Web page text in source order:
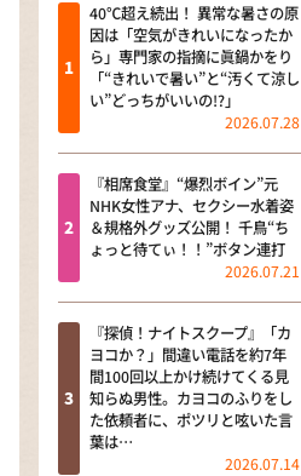
40℃超え続出！ 異常な暑さの原
因は「空気がきれいになったか
ら」専門家の指摘に眞鍋かをり
「“きれいで暑い”と“汚くて涼し
い”どっちがいいの!?」
2026.07.28
『相席食堂』“爆烈ボイン”元
NHK女性アナ、セクシー水着姿
＆規格外グッズ公開！ 千鳥“ち
ょっと待てぃ！！”ボタン連打
2026.07.21
『探偵！ナイトスクープ』「カ
ヨコか？」間違い電話を約7年
間100回以上かけ続けてくる見
知らぬ男性。カヨコのふりをし
た依頼者に、ポツリと呟いた言
葉は…
2026.07.14